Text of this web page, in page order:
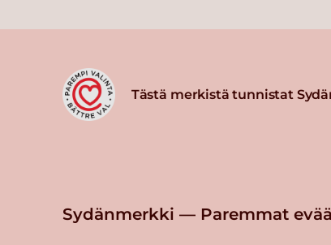
Tästä merkistä tunnistat
Sydänmerkki — Paremmat